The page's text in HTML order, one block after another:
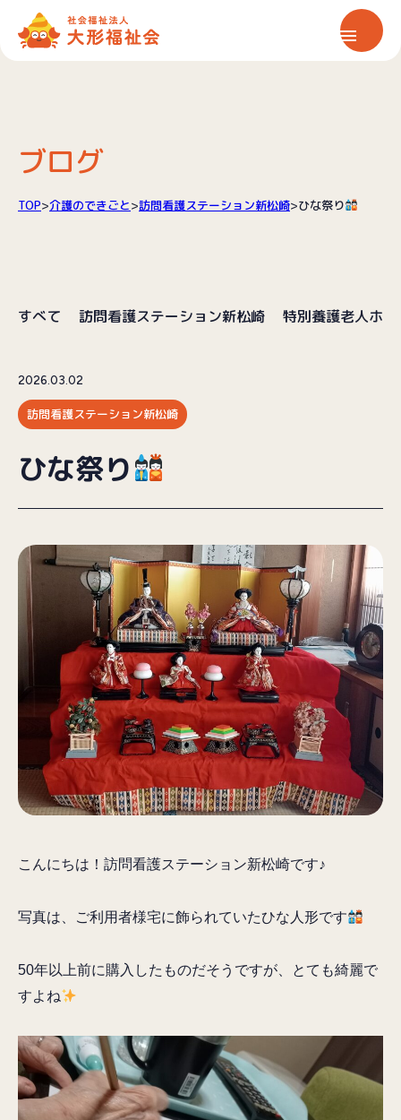
大形福祉会について
保育サービス
情報公開
お知らせ
お問い合わせ
プライバシーポリシー
025-257-9633（受付時間／9:00〜18:00）
ブログ
TOP>介護のできごと>訪問看護ステーション新松崎>ひな祭り
すべて 訪問看護ステーション新松崎 特別養護老人ホ
2026.03.02
訪問看護ステーション新松崎
ひな祭り
こんにちは！訪問看護ステーション新松崎です♪
写真は、ご利用者様宅に飾られていたひな人形です
50年以上前に購入したものだそうですが、とても綺麗で
すよね